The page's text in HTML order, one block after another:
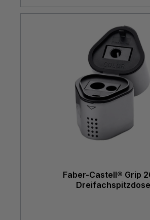
Faber-Castell® Grip
Dreifachspitzdose